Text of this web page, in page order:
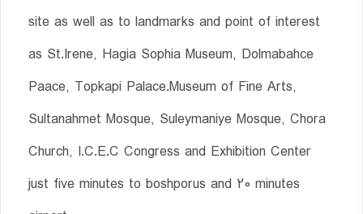
site as well as to landmarks and point of interest
as St.Irene, Hagia Sophia Museum, Dolmabahce
Paace, Topkapi Palace.Museum of Fine Arts,
Sultanahmet Mosque, Suleymaniye Mosque, Chora
Church, I.C.E.C Congress and Exhibition Center
just five minutes to boshporus and 20 minutes